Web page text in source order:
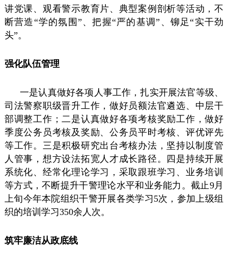
讲党课、观看警示教育片、典型案例剖析等活动，不
断营造“学的氛围”、把握“严的基调”、铆足“实干劲
头”。
强化队伍管理
一是认真做好各项人事工作，扎实开展法官等级、
司法警察职级晋升工作，做好员额法官遴选、中层干
部调整工作；二是认真做好各项考核奖励工作，做好
季度公务员考核及奖励、公务员平时考核、评优评先
等工作。三是积极研究出台考核办法，坚持以制度管
人管事，想方设法拓宽人才成长路径。四是持续开展
系统化、经常化理论学习，采取跟班学习、业务培训
等方式，不断提升干警理论水平和业务能力。截止9月
上旬今年本院组织干警开展各类学习5次，参加上级组
织的培训学习350余人次。
筑牢廉洁从政底线